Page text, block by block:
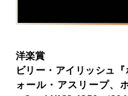
洋楽賞
ビリー・アイリッシュ
ォール・アスリープ、